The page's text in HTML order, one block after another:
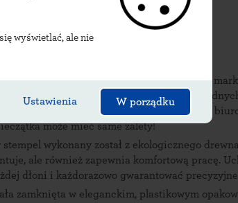
wyświetlać, ale nie
Ustawienia W porządku
czerwony, niebieski, zielony, fioletowy
poduszka tuszująca Micro 2 renomowanej
pracy poszukuje komfortowych,
tych wszystkich cech w jednym sprzęcie
może mieć same zalety!
stempel wykonany został z ekologicznego
ale również zapewnia komfortową pracę.
dłoni i każdorazowo gwarantować
zamknięta w eleganckim, plastikowym